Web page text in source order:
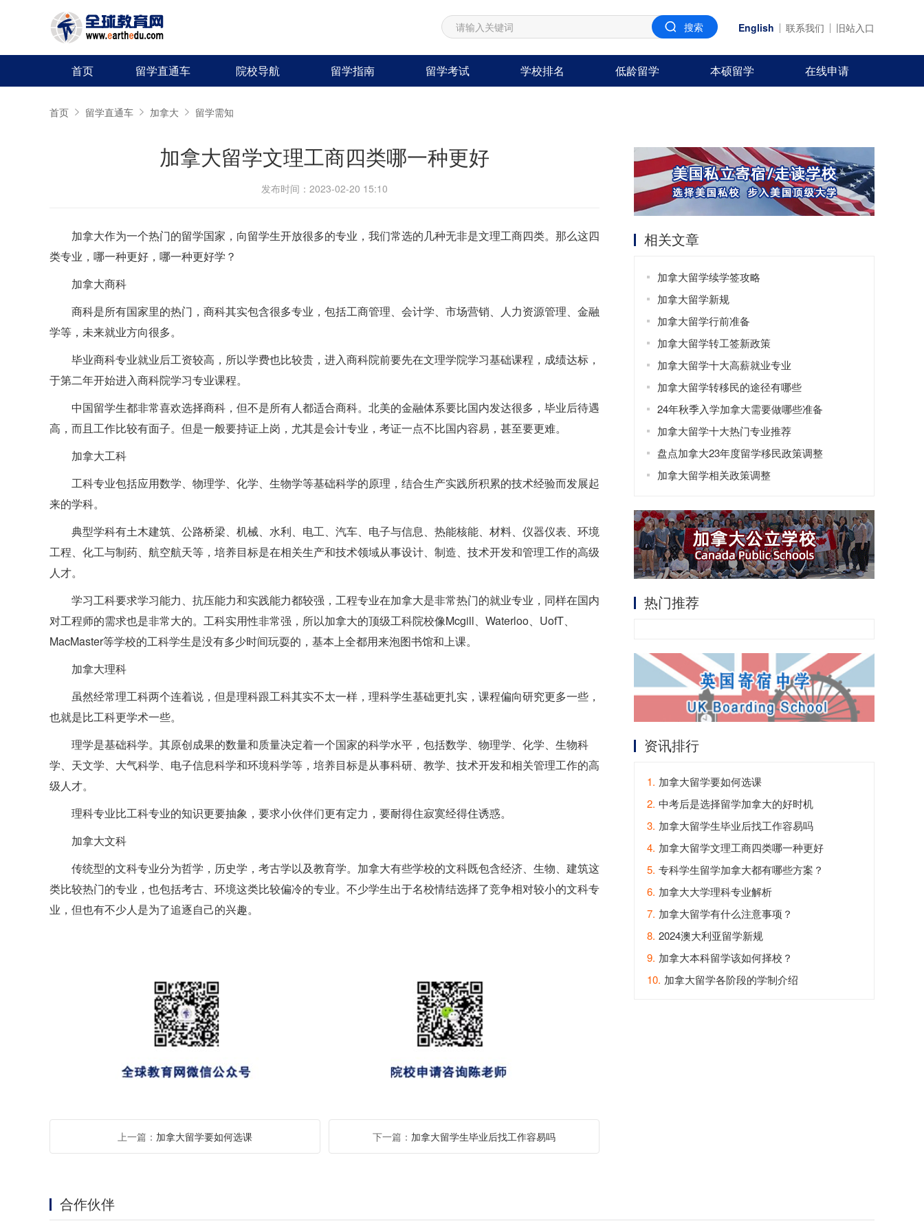
English 联系我们 旧站入口
首页 留学直通车 院校导航 留学指南 留学考试 学校排名 低龄留学 本硕留学 在线申请
首页 留学直通车 加拿大 留学需知
加拿大留学文理工商四类哪一种更好
发布时间：2023-02-20 15:10
加拿大作为一个热门的留学国家，向留学生开放很多的专业，我们常选的几种无非是文理工商四类。那么这四
类专业，哪一种更好，哪一种更好学？
加拿大商科
商科是所有国家里的热门，商科其实包含很多专业，包括工商管理、会计学、市场营销、人力资源管理、金融
学等，未来就业方向很多。
毕业商科专业就业后工资较高，所以学费也比较贵，进入商科院前要先在文理学院学习基础课程，成绩达标，
于第二年开始进入商科院学习专业课程。
中国留学生都非常喜欢选择商科，但不是所有人都适合商科。北美的金融体系要比国内发达很多，毕业后待遇
高，而且工作比较有面子。但是一般要持证上岗，尤其是会计专业，考证一点不比国内容易，甚至要更难。
加拿大工科
工科专业包括应用数学、物理学、化学、生物学等基础科学的原理，结合生产实践所积累的技术经验而发展起
来的学科。
典型学科有土木建筑、公路桥梁、机械、水利、电工、汽车、电子与信息、热能核能、材料、仪器仪表、环境
工程、化工与制药、航空航天等，培养目标是在相关生产和技术领域从事设计、制造、技术开发和管理工作的高级
人才。
学习工科要求学习能力、抗压能力和实践能力都较强，工程专业在加拿大是非常热门的就业专业，同样在国内
对工程师的需求也是非常大的。工科实用性非常强，所以加拿大的顶级工科院校像Mcgill、Waterloo、UofT、
MacMaster等学校的工科学生是没有多少时间玩耍的，基本上全都用来泡图书馆和上课。
加拿大理科
虽然经常理工科两个连着说，但是理科跟工科其实不太一样，理科学生基础更扎实，课程偏向研究更多一些，
也就是比工科更学术一些。
理学是基础科学。其原创成果的数量和质量决定着一个国家的科学水平，包括数学、物理学、化学、生物科
学、天文学、大气科学、电子信息科学和环境科学等，培养目标是从事科研、教学、技术开发和相关管理工作的高
级人才。
理科专业比工科专业的知识更要抽象，要求小伙伴们更有定力，要耐得住寂寞经得住诱惑。
加拿大文科
传统型的文科专业分为哲学，历史学，考古学以及教育学。加拿大有些学校的文科既包含经济、生物、建筑这
类比较热门的专业，也包括考古、环境这类比较偏冷的专业。不少学生出于名校情结选择了竞争相对较小的文科专
业，但也有不少人是为了追逐自己的兴趣。
上一篇： 加拿大留学要如何选课 下一篇： 加拿大留学生毕业后找工作容易吗
相关文章
加拿大留学续学签攻略
加拿大留学新规
加拿大留学行前准备
加拿大留学转工签新政策
加拿大留学十大高薪就业专业
加拿大留学转移民的途径有哪些
24年秋季入学加拿大需要做哪些准备
加拿大留学十大热门专业推荐
盘点加拿大23年度留学移民政策调整
加拿大留学相关政策调整
热门推荐
资讯排行
1. 加拿大留学要如何选课
2. 中考后是选择留学加拿大的好时机
3. 加拿大留学生毕业后找工作容易吗
4. 加拿大留学文理工商四类哪一种更好
5. 专科学生留学加拿大都有哪些方案？
6. 加拿大大学理科专业解析
7. 加拿大留学有什么注意事项？
8. 2024澳大利亚留学新规
9. 加拿大本科留学该如何择校？
10. 加拿大留学各阶段的学制介绍
合作伙伴